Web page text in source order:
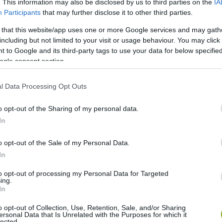
This information may also be disclosed by us to third parties on the
Participants that may further disclose it to other third parties.
that this website/app uses one or more Google services and may
but not limited to your visit or usage behaviour. You may
to Google and its third-party tags to use your data for below
consent section.
Data Processing Opt Outs
opt-out of the Sharing of my personal data.
opt-out of the Sale of my Personal Data.
opt-out of processing my Personal Data for Targeted
opt-out of Collection, Use, Retention, Sale, and/or Sharing
Data that Is Unrelated with the Purposes for which it
nevezték és főként diákokat alkalmaztak erre a
miatt veszítettek jelentőségükből, az állomás
a feladatot.